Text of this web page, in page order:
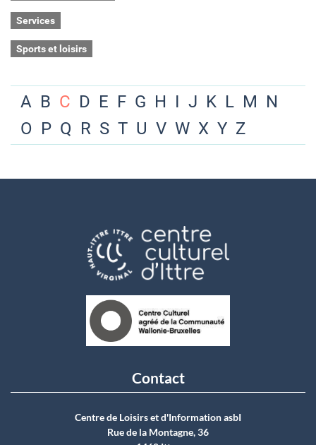
Services
Sports et loisirs
A B C D E F G H I J K L M N
O P Q R S T U V W X Y Z
Contact
Centre de Loisirs et d'Information asbI
Rue de la Montagne, 36